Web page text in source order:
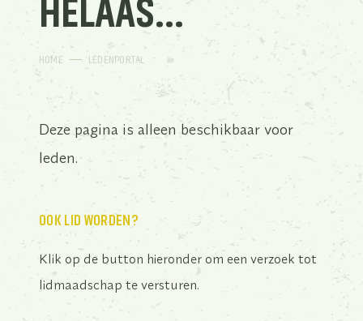
HELAAS...
HOME LEDENPORTAL
Deze pagina is alleen beschikbaar voor
leden.
OOK LID WORDEN?
Klik op de button hieronder om een verzoek tot
lidmaadschap te versturen.